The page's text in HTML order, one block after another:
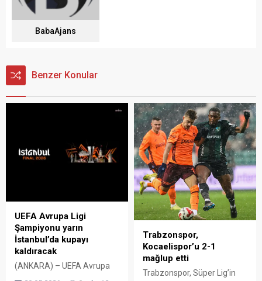
BabaAjans
Benzer Konular
UEFA Avrupa Ligi
Şampiyonu yarın
İstanbul’da kupayı
kaldıracak
(ANKARA) – UEFA Avrupa
Trabzonspor,
Kocaelispor’u 2-1
mağlup etti
Trabzonspor, Süper Lig’in